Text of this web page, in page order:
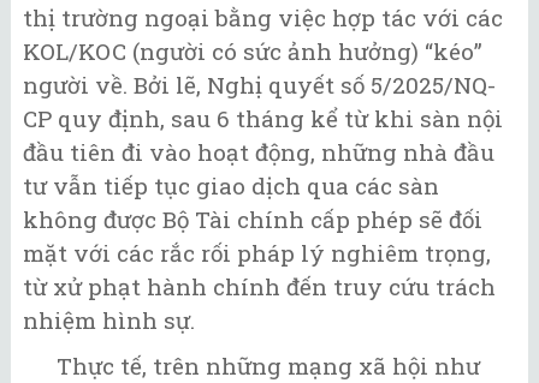
thị trường ngoại bằng việc hợp tác với các
KOL/KOC (người có sức ảnh hưởng) “kéo”
người về. Bởi lẽ, Nghị quyết số 5/2025/NQ-
CP quy định, sau 6 tháng kể từ khi sàn nội
đầu tiên đi vào hoạt động, những nhà đầu
tư vẫn tiếp tục giao dịch qua các sàn
không được Bộ Tài chính cấp phép sẽ đối
mặt với các rắc rối pháp lý nghiêm trọng,
từ xử phạt hành chính đến truy cứu trách
nhiệm hình sự.
Thực tế, trên những mạng xã hội như